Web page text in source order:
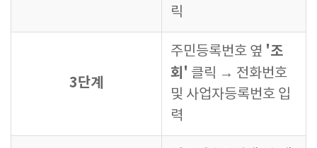
릭
3단계
주민등록번호 옆 '조
회' 클릭 → 전화번호
및 사업자등록번호 입
력